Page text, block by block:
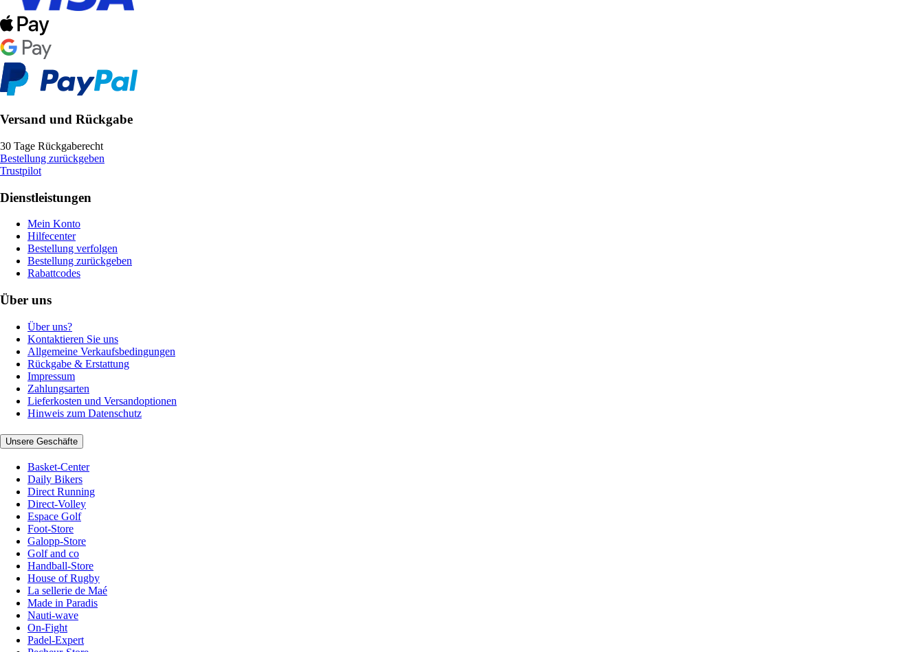
Versand und Rückgabe
30 Tage Rückgaberecht
Bestellung zurückgeben
Trustpilot
Dienstleistungen
Mein Konto
Hilfecenter
Bestellung verfolgen
Bestellung zurückgeben
Rabattcodes
Über uns
Über uns?
Kontaktieren Sie uns
Allgemeine Verkaufsbedingungen
Rückgabe & Erstattung
Impressum
Zahlungsarten
Lieferkosten und Versandoptionen
Hinweis zum Datenschutz
Unsere Geschäfte
Basket-Center
Daily Bikers
Direct Running
Direct-Volley
Espace Golf
Foot-Store
Galopp-Store
Golf and co
Handball-Store
House of Rugby
La sellerie de Maé
Made in Paradis
Nauti-wave
On-Fight
Padel-Expert